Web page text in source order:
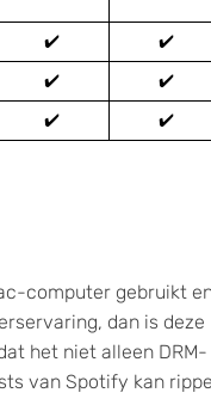
✔️
✔️
✔️
✔️
✔️ ✔️
computer gebruikt
dan is deze
het niet alleen DRM-
van Spotify kan